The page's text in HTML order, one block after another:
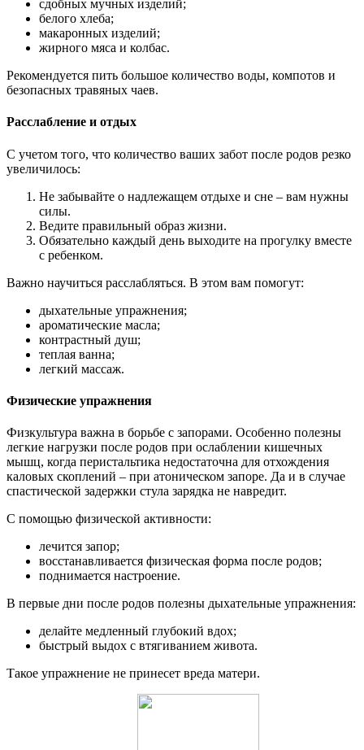
сдобных мучных изделий;
белого хлеба;
макаронных изделий;
жирного мяса и колбас.
Рекомендуется пить большое количество воды, компотов и
безопасных травяных чаев.
Расслабление и отдых
С учетом того, что количество ваших забот после родов резко
увеличилось:
Не забывайте о надлежащем отдыхе и сне – вам нужны
силы.
Ведите правильный образ жизни.
Обязательно каждый день выходите на прогулку вместе
с ребенком.
Важно научиться расслабляться. В этом вам помогут:
дыхательные упражнения;
ароматические масла;
контрастный душ;
теплая ванна;
легкий массаж.
Физические упражнения
Физкультура важна в борьбе с запорами. Особенно полезны
легкие нагрузки после родов при ослаблении кишечных
мышц, когда перистальтика недостаточна для отхождения
каловых скоплений – при атоническом запоре. Да и в случае
спастической задержки стула зарядка не навредит.
С помощью физической активности:
лечится запор;
восстанавливается физическая форма после родов;
поднимается настроение.
В первые дни после родов полезны дыхательные упражнения:
делайте медленный глубокий вдох;
быстрый выдох с втягиванием живота.
Такое упражнение не принесет вреда матери.